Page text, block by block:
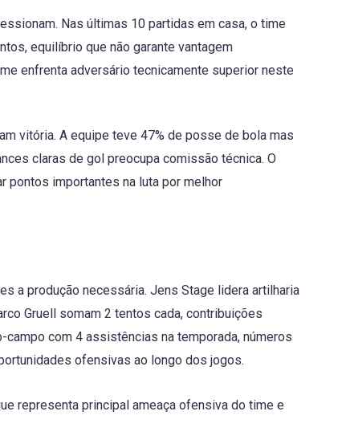
Nas últimas 10 partidas em casa, o time
equilíbrio que não garante vantagem
enfrenta adversário tecnicamente superior neste
vitória. A equipe teve 47% de posse de bola mas
claras de gol preocupa comissão técnica. O
pontos importantes na luta por melhor
a produção necessária. Jens Stage lidera artilharia
Gruell somam 2 tentos cada, contribuições
com 4 assistências na temporada, números
ofensivas ao longo dos jogos.
representa principal ameaça ofensiva do time e